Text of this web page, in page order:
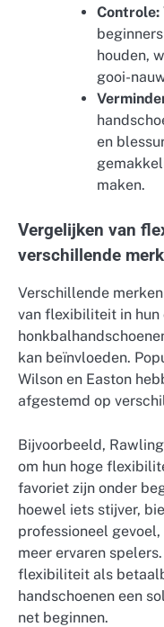
Controle:
houden,
gooi-
en
maken.
Vergelijken van
verschillende
Verschillende
van flexibiliteit in hun
kan beïnvloeden.
Wilson en Easton
afgestemd op
Bijvoorbeeld,
om hun hoge
favoriet zijn onder
hoewel iets stijver,
professioneel
meer ervaren
flexibiliteit als
handschoenen een
net beginnen.